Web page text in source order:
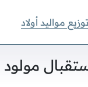
مواليد أولاد